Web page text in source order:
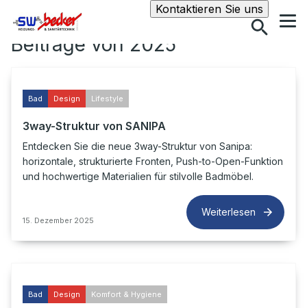
Kontaktieren Sie unsSuche
Beiträge von 2025
Bad Design Lifestyle
3way-Struktur von SANIPA
Entdecken Sie die neue 3way-Struktur von Sanipa:
horizontale, strukturierte Fronten, Push-to-Open-Funktion
und hochwertige Materialien für stilvolle Badmöbel.
15. Dezember 2025
Weiterlesen
Bad Design Komfort & Hygiene